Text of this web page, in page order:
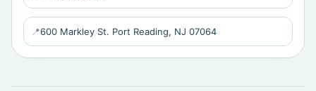
📍600 Markley St. Port Reading, NJ 07064